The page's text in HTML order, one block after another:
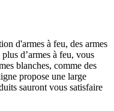
d'armes à feu, des armes
d’armes à feu, vous
blanches, comme des
propose une large
sauront vous satisfaire